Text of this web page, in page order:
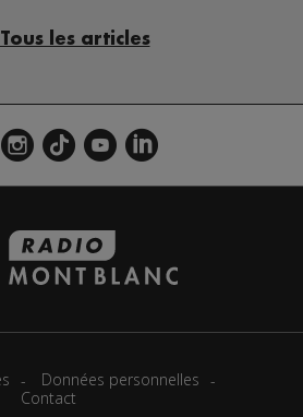
les articles
Données personnelles
Contact